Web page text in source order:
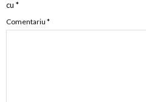
cu *
Comentariu *